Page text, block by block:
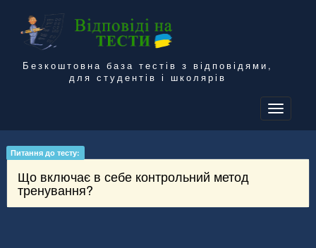
Безкоштовна база тестів з відповідями,
для студентів і школярів
Питання до тесту:
Що включає в себе контрольний метод
тренування?